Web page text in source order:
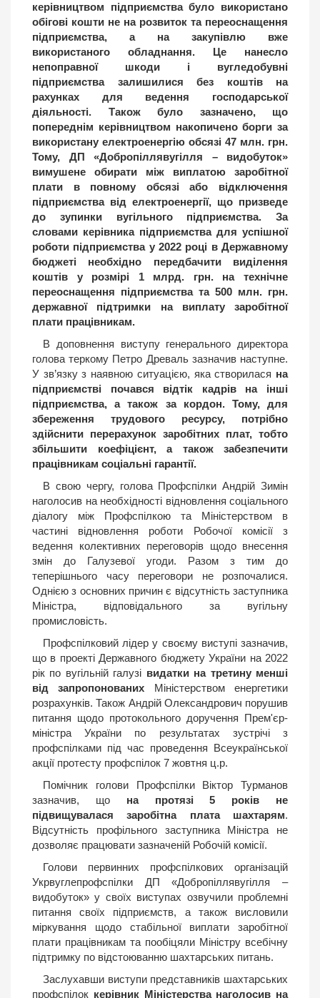
керівництвом підприємства було використано
обігові кошти не на розвиток та переоснащення
підприємства, а на закупівлю вже
використаного обладнання. Це нанесло
непоправної шкоди і вугледобувні
підприємства залишилися без коштів на
рахунках для ведення господарської
діяльності. Також було зазначено, що
попереднім керівництвом накопичено борги за
використану електроенергію обсязі 47 млн. грн.
Тому, ДП «Добропіллявугілля – видобуток»
вимушене обирати між виплатою заробітної
плати в повному обсязі або відключення
підприємства від електроенергії, що призведе
до зупинки вугільного підприємства. За
словами керівника підприємства для успішної
роботи підприємства у 2022 році в Державному
бюджеті необхідно передбачити виділення
коштів у розмірі 1 млрд. грн. на технічне
переоснащення підприємства та 500 млн. грн.
державної підтримки на виплату заробітної
плати працівникам.
В доповнення виступу генерального директора
голова теркому Петро Древаль зазначив наступне.
У зв’язку з наявною ситуацією, яка створилася на
підприємстві почався відтік кадрів на інші
підприємства, а також за кордон. Тому, для
збереження трудового ресурсу, потрібно
здійснити перерахунок заробітних плат, тобто
збільшити коефіцієнт, а також забезпечити
працівникам соціальні гарантії.
В свою чергу, голова Профспілки Андрій Зимін
наголосив на необхідності відновлення соціального
діалогу між Профспілкою та Міністерством в
частині відновлення роботи Робочої комісії з
ведення колективних переговорів щодо внесення
змін до Галузевої угоди. Разом з тим до
теперішнього часу переговори не розпочалися.
Однією з основних причин є відсутність заступника
Міністра, відповідального за вугільну
промисловість.
Профспілковий лідер у своєму виступі зазначив,
що в проекті Державного бюджету України на 2022
рік по вугільній галузі видатки на третину менші
від запропонованих Міністерством енергетики
розрахунків. Також Андрій Олександрович порушив
питання щодо протокольного доручення Прем'єр-
міністра України по результатах зустрічі з
профспілками під час проведення Всеукраїнської
акції протесту профспілок 7 жовтня ц.р.
Помічник голови Профспілки Віктор Турманов
зазначив, що на протязі 5 років не
підвищувалася заробітна плата шахтарям.
Відсутність профільного заступника Міністра не
дозволяє працювати зазначеній Робочій комісії.
Голови первинних профспілкових організацій
Укрвуглепрофспілки ДП «Добропіллявугілля –
видобуток» у своїх виступах озвучили проблемні
питання своїх підприємств, а також висловили
міркування щодо стабільної виплати заробітної
плати працівникам та пообіцяли Міністру всебічну
підтримку по відстоюванню шахтарських питань.
Заслухавши виступи представників шахтарських
профспілок керівник Міністерства наголосив на